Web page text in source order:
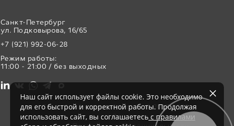
Санкт-Петербург
ул. Подковырова, 16/65
+7 (921) 992-06-28
Режим работы:
11:00 - 21:00 / без выходных
Свадебный салон «Аврора» © 2017-2026
Все права защищены
Наш сайт использует файлы cookie. Это необходимо
для его быстрой и корректной работы. Продолжая
использовать сайт, вы соглашаетесь с правилами